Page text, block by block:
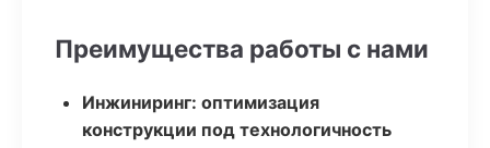
Преимущества работы с нами
Инжиниринг: оптимизация
конструкции под технологичность